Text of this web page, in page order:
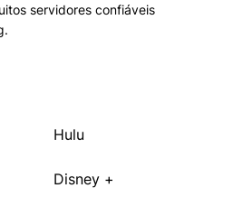
servidores confiáveis
Hulu
Disney +